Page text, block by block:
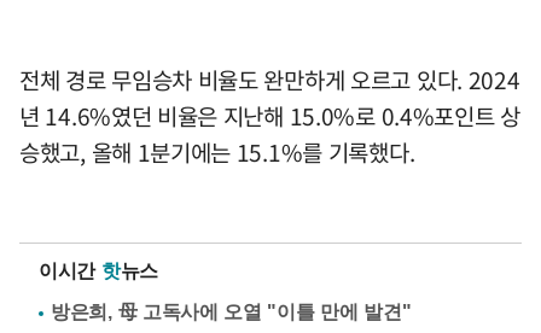
전체 경로 무임승차 비율도 완만하게 오르고 있다. 2024
년 14.6%였던 비율은 지난해 15.0%로 0.4%포인트 상
승했고, 올해 1분기에는 15.1%를 기록했다.
이시간 핫뉴스
방은희, 母 고독사에 오열 "이틀 만에 발견"